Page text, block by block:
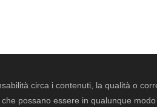
circa i contenuti, la qualità o
possano essere in qualunque